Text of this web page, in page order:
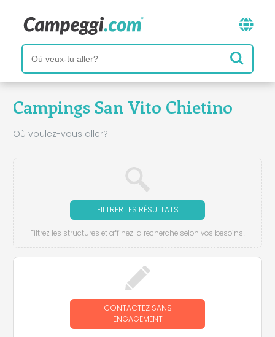
Campings San Vito Chietino
Où voulez-vous aller?
FILTRER LES RÉSULTATS
Filtrez les structures et affinez la recherche selon vos besoins!
CONTACTEZ SANS
ENGAGEMENT